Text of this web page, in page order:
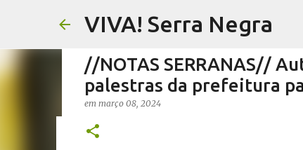
VIVA! Serra Negra
//NOTAS SERRANAS//
palestras da prefeitura
em março 08, 2024